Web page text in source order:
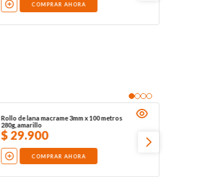
COMPRAR AHORA
Rollo de lana macrame 3mm x 100 metros
280g, amarillo
$29.900
COMPRAR AHORA